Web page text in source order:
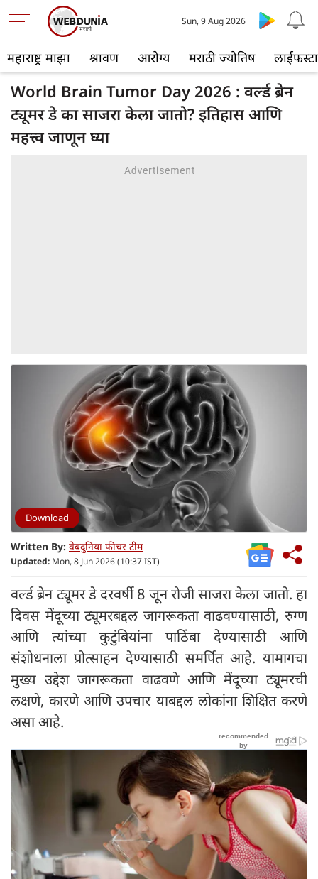
महाराष्ट्र माझा श्रावण आरोग्य मराठी ज्योतिष
Sun, 9 Aug 2026
World Brain Tumor Day 2026 : वर्ल्ड ब्रेन
ट्यूमर डे का साजरा केला जातो? इतिहास आणि
महत्त्व जाणून घ्या
Download
Written By: वेबदुनिया फीचर टीम
Updated: Mon, 8 Jun 2026 (10:37 IST)
वर्ल्ड ब्रेन ट्यूमर डे दरवर्षी 8 जून रोजी साजरा केला जातो. हा
दिवस मेंदूच्या ट्यूमरबद्दल जागरूकता वाढवण्यासाठी, रुग्ण
आणि त्यांच्या कुटुंबियांना पाठिंबा देण्यासाठी आणि
संशोधनाला प्रोत्साहन देण्यासाठी समर्पित आहे. यामागचा
मुख्य उद्देश जागरूकता वाढवणे आणि मेंदूच्या ट्यूमरची
लक्षणे, कारणे आणि उपचार याबद्दल लोकांना शिक्षित करणे
असा आहे.